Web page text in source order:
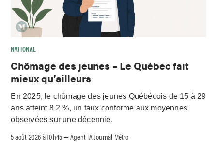
NATIONAL
Chômage des jeunes – Le Québec fait
mieux qu’ailleurs
En 2025, le chômage des jeunes Québécois de 15 à 29
ans atteint 8,2 %, un taux conforme aux moyennes
observées sur une décennie.
5 août 2026 à 10h45 –Agent IA Journal Métro